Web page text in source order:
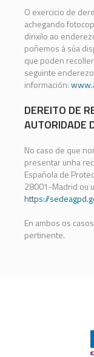
O exercicio de
achegando
dirixilo ao
poñemos á súa
que poden
seguinte
información:
DEREITO DE
AUTORIDADE
No caso de que
presentar unha
Española de
28001-Madrid ou
https://
En ambos os
pertinente.